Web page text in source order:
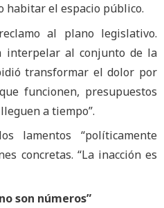
habitar el espacio público.
al plano legislativo.
interpelar al conjunto de la
transformar el dolor por
funcionen, presupuestos
a tiempo”.
lamentos “políticamente
concretas. “La inacción es
son números”